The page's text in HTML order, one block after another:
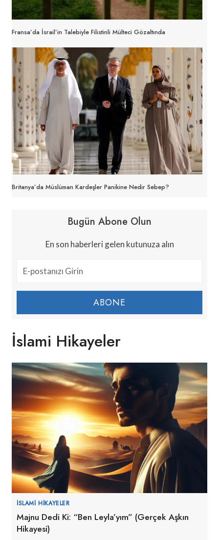
Fransa’da İsrail’in Talebiyle Filistinli Mülteci Gözaltında
Britanya’da Müslüman Kardeşler Panikine Nedir Sebep?
Bugün Abone Olun
En son haberleri gelen kutunuza alın
ABONE
İslami Hikayeler
İSLAMI HIKAYELER
Majnu Dedi Ki: “Ben Leyla’yım” (Gerçek Aşkın
Hikayesi)